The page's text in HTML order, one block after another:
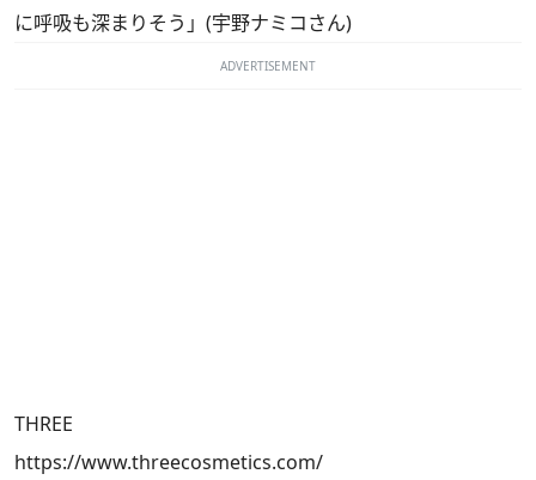
に呼吸も深まりそう」(宇野ナミコさん)
ADVERTISEMENT
THREE
https://www.threecosmetics.com/